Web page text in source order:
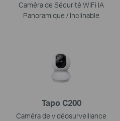
Caméra de Sécurité WiFi IA
Panoramique / Inclinable
Tapo C200
Caméra de vidéosurveillance